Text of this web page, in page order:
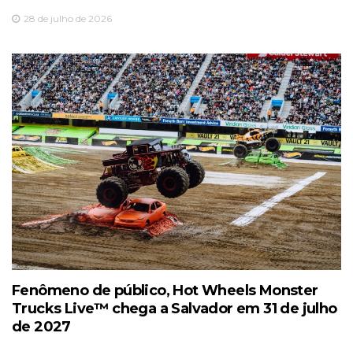
28 de julho de 2026
Fenômeno de público, Hot Wheels Monster
Trucks Live™️ chega a Salvador em 31 de julho
de 2027